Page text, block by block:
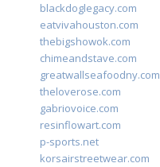
blackdoglegacy.com
eatvivahouston.com
thebigshowok.com
chimeandstave.com
greatwallseafoodny.com
theloverose.com
gabriovoice.com
resinflowart.com
p-sports.net
korsairstreetwear.com